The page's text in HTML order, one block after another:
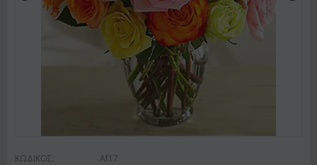
ΚΩΔΙΚΟΣ: Af17